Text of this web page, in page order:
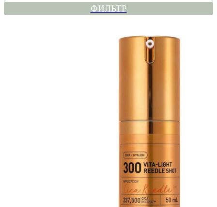
ФИЛЬТР